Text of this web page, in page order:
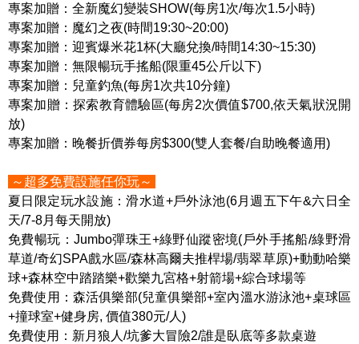
專案加贈：全新魔幻變裝SHOW(每房1次/每次1.5小時)
專案加贈：魔幻之夜(時間19:30~20:00)
專案加贈：迎賓爆米花1杯(大廳兌換/時間14:30~15:30)
專案加贈：無限暢玩手搖船(限重45公斤以下)
專案加贈：兒童釣魚(每房1次共10分鐘)
專案加贈：探索教育體驗區(每房2次價值$700,依天氣狀況開
放)
專案加贈：晚餐折價券每房$300(雙人套餐/自助晚餐適用)
～超多免費設施任你玩～
夏日限定玩水設施：滑水道+戶外泳池(6月週五下午&六日全
天/7-8月每天開放)
免費暢玩：Jumbo彈珠王+綠野仙蹤密境(戶外手搖船/綠野滑
草道/奇幻SPA戲水區/森林高爾夫推桿場/翡翠草原)+動動哈樂
球+森林空中踏踏樂+歡樂九宮格+射箭場+綜合球場等
免費使用：森活俱樂部(兒童俱樂部+室內溫水游泳池+桌球區
+撞球室+健身房, 價值380元/人)
免費使用：新月狼人/坑爹大冒險2/誰是臥底等多款桌遊